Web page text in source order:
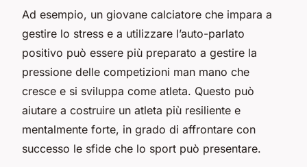
Ad esempio, un giovane calciatore che impara a
gestire lo stress e a utilizzare l’auto-parlato
positivo può essere più preparato a gestire la
pressione delle competizioni man mano che
cresce e si sviluppa come atleta. Questo può
aiutare a costruire un atleta più resiliente e
mentalmente forte, in grado di affrontare con
successo le sfide che lo sport può presentare.